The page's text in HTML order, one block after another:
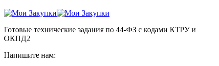
Готовые технические задания по 44-ФЗ с кодами КТРУ и
ОКПД2
Напишите нам: